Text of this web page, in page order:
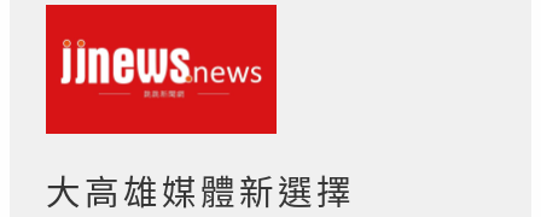
大高雄媒體新選擇